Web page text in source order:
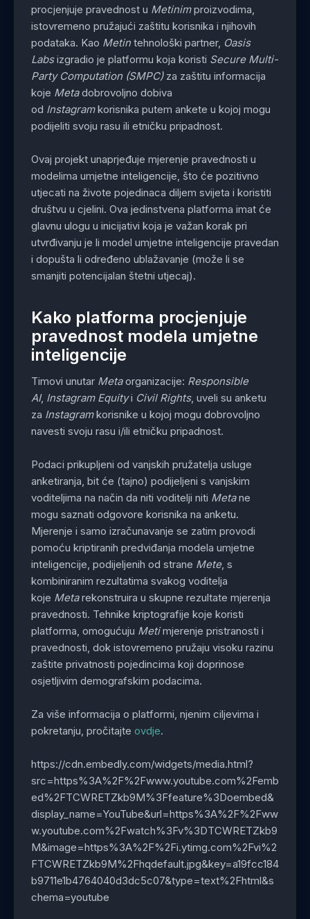
procjenjuje pravednost u Metinimproizvodima,
istovremeno pružajući zaštitu korisnika i njihovih
podataka. Kao Metin tehnološki partner, Oasis
Labsizgradio je platformu koja koristi Secure Multi-
Party Computation (SMPC) za zaštitu informacija
koje Metadobrovoljno dobiva
od Instagramkorisnika putem ankete u kojoj mogu
podijeliti svoju rasu ili etničku pripadnost.
Ovaj projekt unaprjeđuje mjerenje pravednosti u
modelima umjetne inteligencije, što će pozitivno
utjecati na živote pojedinaca diljem svijeta i koristiti
društvu u cjelini. Ova jedinstvena platforma imat će
glavnu ulogu u inicijativi koja je važan korak pri
utvrđivanju je li model umjetne inteligencije pravedan
i dopušta li određeno ublažavanje (može li se
smanjiti potencijalan štetni utjecaj).
Kako platforma procjenjuje
pravednost modela umjetne
inteligencije
Timovi unutar Metaorganizacije: Responsible
AI, Instagram Equityi Civil Rights, uveli su anketu
za Instagramkorisnike u kojoj mogu dobrovoljno
navesti svoju rasu i/ili etničku pripadnost.
Podaci prikupljeni od vanjskih pružatelja usluge
anketiranja, bit će (tajno) podijeljeni s vanjskim
voditeljima na način da niti voditelji niti Metane
mogu saznati odgovore korisnika na anketu.
Mjerenje i samo izračunavanje se zatim provodi
pomoću kriptiranih predviđanja modela umjetne
inteligencije, podijeljenih od strane Mete, s
kombiniranim rezultatima svakog voditelja
koje Metarekonstruira u skupne rezultate mjerenja
pravednosti. Tehnike kriptografije koje koristi
platforma, omogućuju Metimjerenje pristranosti i
pravednosti, dok istovremeno pružaju visoku razinu
zaštite privatnosti pojedincima koji doprinose
osjetljivim demografskim podacima.
Za više informacija o platformi, njenim ciljevima i
pokretanju, pročitajte ovdje.
https://cdn.embedly.com/widgets/media.html?
src=https%3A%2F%2Fwww.youtube.com%2Femb
ed%2FTCWRETZkb9M%3Ffeature%3Doembed&
display_name=YouTube&url=https%3A%2F%2Fww
w.youtube.com%2Fwatch%3Fv%3DTCWRETZkb9
M&image=https%3A%2F%2Fi.ytimg.com%2Fvi%2
FTCWRETZkb9M%2Fhqdefault.jpg&key=a19fcc184
b9711e1b4764040d3dc5c07&type=text%2Fhtml&s
chema=youtube